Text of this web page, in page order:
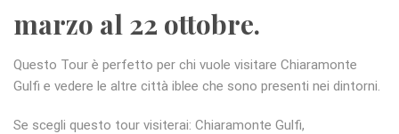
marzo al 22 ottobre.
Questo Tour è perfetto per chi vuole visitare Chiaramonte
Gulfi e vedere le altre città iblee che sono presenti nei dintorni.
Se scegli questo tour visiterai: Chiaramonte Gulfi,